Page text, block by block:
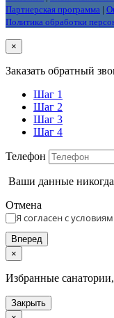
Партнерская программа |
Политика обработки
×
Заказать обратный
Шаг 1
Шаг 2
Шаг 3
Шаг 4
Телефон
Ваши данные
Отмена
Я согласен с
Вперед
×
Избранные
Закрыть